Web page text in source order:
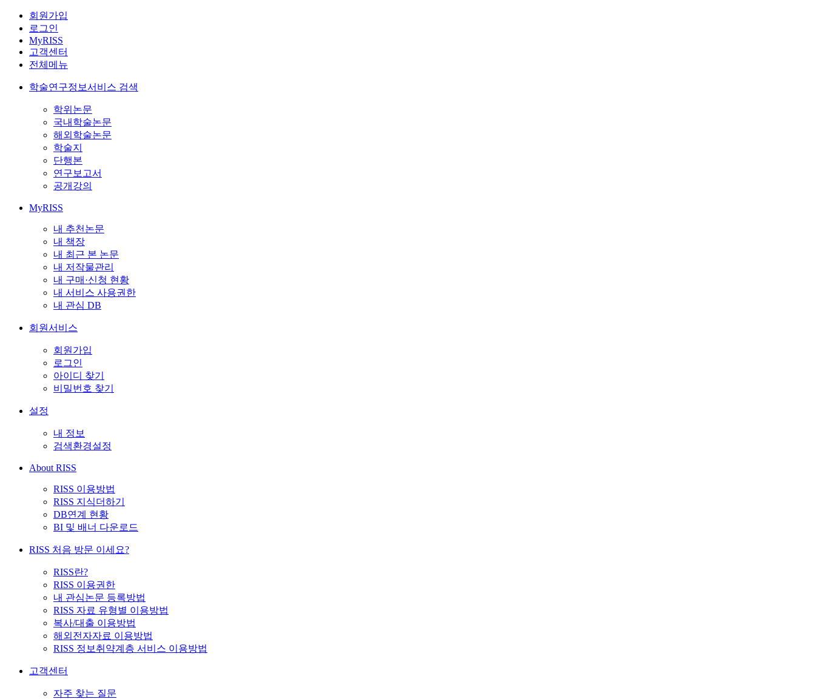
회원가입
로그인
MyRISS
고객센터
전체메뉴
학술연구정보서비스 검색
학위논문
국내학술논문
해외학술논문
학술지
단행본
연구보고서
공개강의
MyRISS
내 추천논문
내 책장
내 최근 본 논문
내 저작물관리
내 구매·신청 현황
내 서비스 사용권한
내 관심 DB
회원서비스
회원가입
로그인
아이디 찾기
비밀번호 찾기
설정
내 정보
검색환경설정
About RISS
RISS 이용방법
RISS 지식더하기
DB연계 현황
BI 및 배너 다운로드
RISS 처음 방문 이세요?
RISS란?
RISS 이용권한
내 관심논문 등록방법
RISS 자료 유형별 이용방법
복사/대출 이용방법
해외전자자료 이용방법
RISS 정보취약계층 서비스 이용방법
고객센터
자주 찾는 질문